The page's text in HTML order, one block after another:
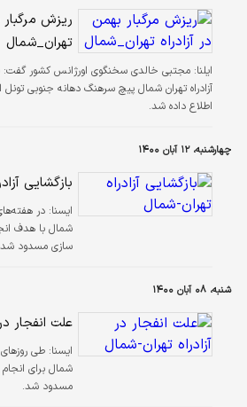
ریزش مرگبار
تهران_شمال
ایلنا: مجتبی خالدی سخنگوی اورژانس کشور گفت:
آزادراه تهران شمال پیچ سرهنگ دهانه جنوبی تونل
اطلاع داده شد.
چهارشنبه، ۱۲ آبان ۱۴۰۰
بازگشایی
ايسنا:
شمال با هدف
صخره سنگی مورد
کامل پاکسازی
شنبه، ۰۸ آبان ۱۴۰۰
علت انفجار
ايسنا: طی
شمال برای
مسدود شد.